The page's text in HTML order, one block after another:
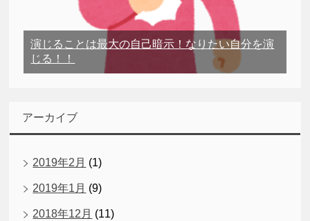
演じることは最大の自己暗示！なりたい自分を演
じる！！
アーカイブ
2019年2月 (1)
2019年1月 (9)
2018年12月 (11)